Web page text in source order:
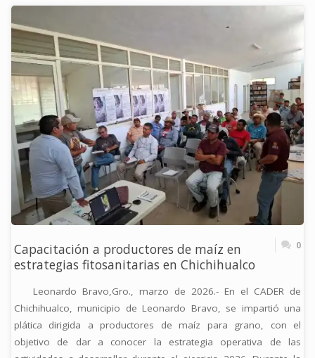
DE
FITOSANITARIO
CONTRA
MOSCAS
DE
LA
FRUTA
CUAJINICUILAPA"
Capacitación a productores de maíz en
estrategias fitosanitarias en Chichihualco
0
Leonardo Bravo,Gro., marzo de 2026.- En el CADER de
Chichihualco, municipio de Leonardo Bravo, se impartió una
plática dirigida a productores de maíz para grano, con el
objetivo de dar a conocer la estrategia operativa de las